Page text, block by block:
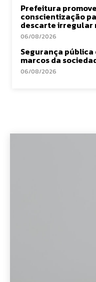
Prefeitura
conscientização
descarte irregular
06/08/2026
Segurança
marcos da
06/08/2026